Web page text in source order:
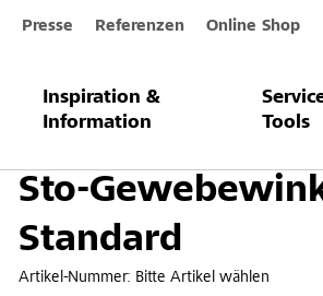
Presse Referenzen Online Shop
Inspiration &
Information
Tools
Sto-
Standard
Artikel-Nummer: Bitte Artikel wählen